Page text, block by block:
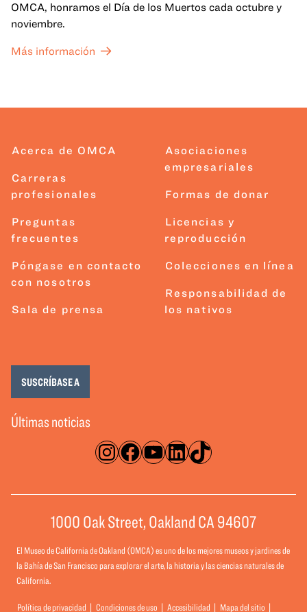
OMCA, honramos el Día de los Muertos cada octubre y
noviembre.
Más información
Acerca de OMCA
Carreras
profesionales
Preguntas
frecuentes
Póngase en contacto
con nosotros
Sala de prensa
Asociaciones
empresariales
Formas de donar
Licencias y
reproducción
Colecciones en línea
Responsabilidad de
los nativos
Instagram
Facebook
YouTube
LinkedIn
TikTok
Últimas noticias
SUSCRÍBASE A
1000 Oak Street, Oakland CA 94607
El Museo de California de Oakland (OMCA) es uno de los mejores museos y jardines de
la Bahía de San Francisco para explorar el arte, la historia y las ciencias naturales de
California.
Política de privacidad Condiciones de uso Accesibilidad Mapa del sitio